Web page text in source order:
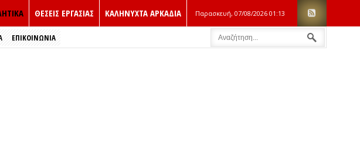
ΘΕΣΕΙΣ ΕΡΓΑΣΙΑΣ ΚΑΛΗΝΥΧΤΑ ΑΡΚΑΔΙΑ Παρασκευή, 07/08/2026 01:13
ΕΠΙΚΟΙΝΩΝΙΑ